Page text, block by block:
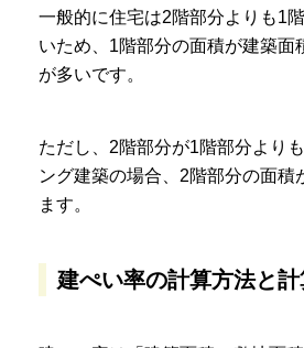
一般的に住宅は2階部分よりも1
いため、1階部分の面積が建築面
が多いです。
ただし、2階部分が1階部分より
ング建築の場合、2階部分の面積
ます。
建ぺい率の計算方法と計